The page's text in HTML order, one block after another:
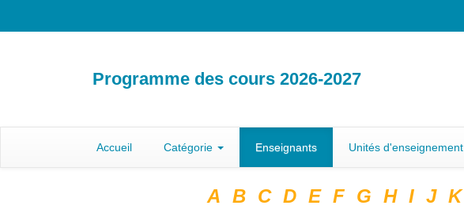
Programme des cours 2026-2027
Accueil Catégorie Enseignants Unités d'enseignement
A B C D E F G H I J K